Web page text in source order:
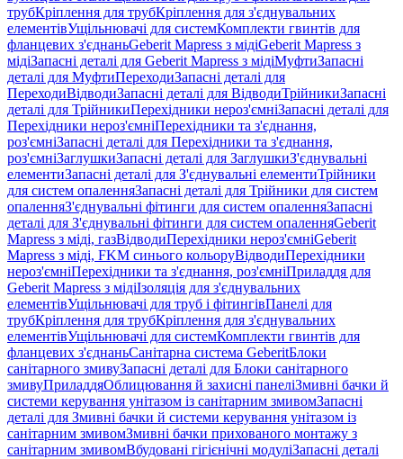
трубКріплення для трубКріплення для з'єднувальних
елементівУщільнювачі для системКомплекти гвинтів для
фланцевих з'єднаньGeberit Mapress з мідіGeberit Mapress з
мідіЗапасні деталі для Geberit Mapress з мідіМуфтиЗапасні
деталі для МуфтиПереходиЗапасні деталі для
ПереходиВідводиЗапасні деталі для ВідводиТрійникиЗапасні
деталі для ТрійникиПерехідники нероз'ємніЗапасні деталі для
Перехідники нероз'ємніПерехідники та з'єднання,
роз'ємніЗапасні деталі для Перехідники та з'єднання,
роз'ємніЗаглушкиЗапасні деталі для ЗаглушкиЗ'єднувальні
елементиЗапасні деталі для З'єднувальні елементиТрійники
для систем опаленняЗапасні деталі для Трійники для систем
опаленняЗ'єднувальні фітинги для систем опаленняЗапасні
деталі для З'єднувальні фітинги для систем опаленняGeberit
Mapress з міді, газВідводиПерехідники нероз'ємніGeberit
Mapress з міді, FKM синього кольоруВідводиПерехідники
нероз'ємніПерехідники та з'єднання, роз'ємніПриладдя для
Geberit Mapress з мідіІзоляція для з'єднувальних
елементівУщільнювачі для труб і фітингівПанелі для
трубКріплення для трубКріплення для з'єднувальних
елементівУщільнювачі для системКомплекти гвинтів для
фланцевих з'єднаньСанітарна система GeberitБлоки
санітарного змивуЗапасні деталі для Блоки санітарного
змивуПриладдяОблицювання й захисні панеліЗмивні бачки й
системи керування унітазом із санітарним змивомЗапасні
деталі для Змивні бачки й системи керування унітазом із
санітарним змивомЗмивні бачки прихованого монтажу з
санітарним змивомВбудовані гігієнічні модуліЗапасні деталі